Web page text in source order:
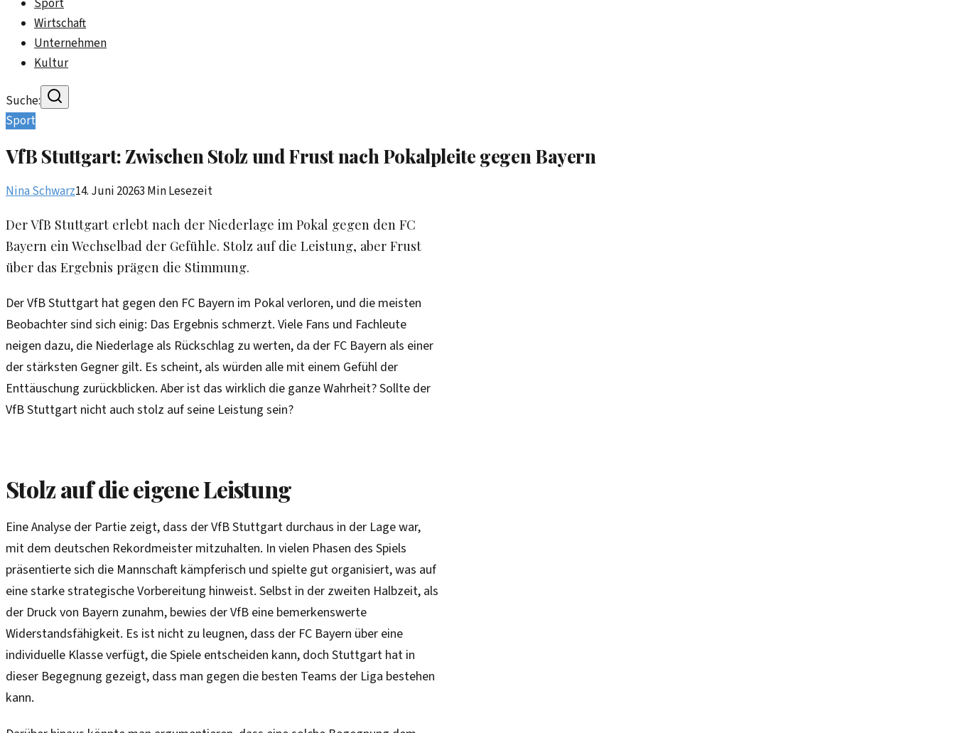
Sport
Wirtschaft
Unternehmen
Kultur
Suche:
Sport
VfB Stuttgart: Zwischen Stolz und Frust nach Pokalpleite gegen Bayern
Nina Schwarz14. Juni 20263 Min Lesezeit
Der VfB Stuttgart erlebt nach der Niederlage im Pokal gegen den FC
Bayern ein Wechselbad der Gefühle. Stolz auf die Leistung, aber Frust
über das Ergebnis prägen die Stimmung.
Der VfB Stuttgart hat gegen den FC Bayern im Pokal verloren, und die meisten
Beobachter sind sich einig: Das Ergebnis schmerzt. Viele Fans und Fachleute
neigen dazu, die Niederlage als Rückschlag zu werten, da der FC Bayern als einer
der stärksten Gegner gilt. Es scheint, als würden alle mit einem Gefühl der
Enttäuschung zurückblicken. Aber ist das wirklich die ganze Wahrheit? Sollte der
VfB Stuttgart nicht auch stolz auf seine Leistung sein?
Stolz auf die eigene Leistung
Eine Analyse der Partie zeigt, dass der VfB Stuttgart durchaus in der Lage war,
mit dem deutschen Rekordmeister mitzuhalten. In vielen Phasen des Spiels
präsentierte sich die Mannschaft kämpferisch und spielte gut organisiert, was auf
eine starke strategische Vorbereitung hinweist. Selbst in der zweiten Halbzeit, als
der Druck von Bayern zunahm, bewies der VfB eine bemerkenswerte
Widerstandsfähigkeit. Es ist nicht zu leugnen, dass der FC Bayern über eine
individuelle Klasse verfügt, die Spiele entscheiden kann, doch Stuttgart hat in
dieser Begegnung gezeigt, dass man gegen die besten Teams der Liga bestehen
kann.